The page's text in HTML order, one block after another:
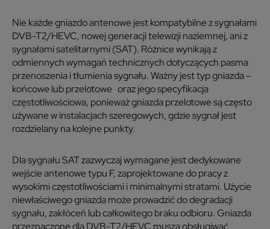
Nie każde gniazdo antenowe jest kompatybilne z sygnałami
DVB-T2/HEVC, nowej generacji telewizji naziemnej, ani z
sygnałami satelitarnymi (SAT). Różnice wynikają z
odmiennych wymagań technicznych dotyczących pasma
przenoszenia i tłumienia sygnału. Ważny jest typ gniazda –
końcowe lub przelotowe oraz jego specyfikacja
częstotliwościowa, ponieważ gniazda przelotowe są często
używane w instalacjach szeregowych, gdzie sygnał jest
rozdzielany na kolejne punkty.
Dla sygnału SAT zazwyczaj wymagane jest dedykowane
wejście antenowe typu F, zaprojektowane do pracy z
wysokimi częstotliwościami i minimalnymi stratami. Użycie
niewłaściwego gniazda może prowadzić do degradacji
sygnału, zakłóceń lub całkowitego braku odbioru. Gniazda
przeznaczone dla DVB-T2/HEVC muszą obsługiwać